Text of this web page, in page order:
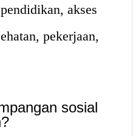
akses
pekerjaan,
sosial